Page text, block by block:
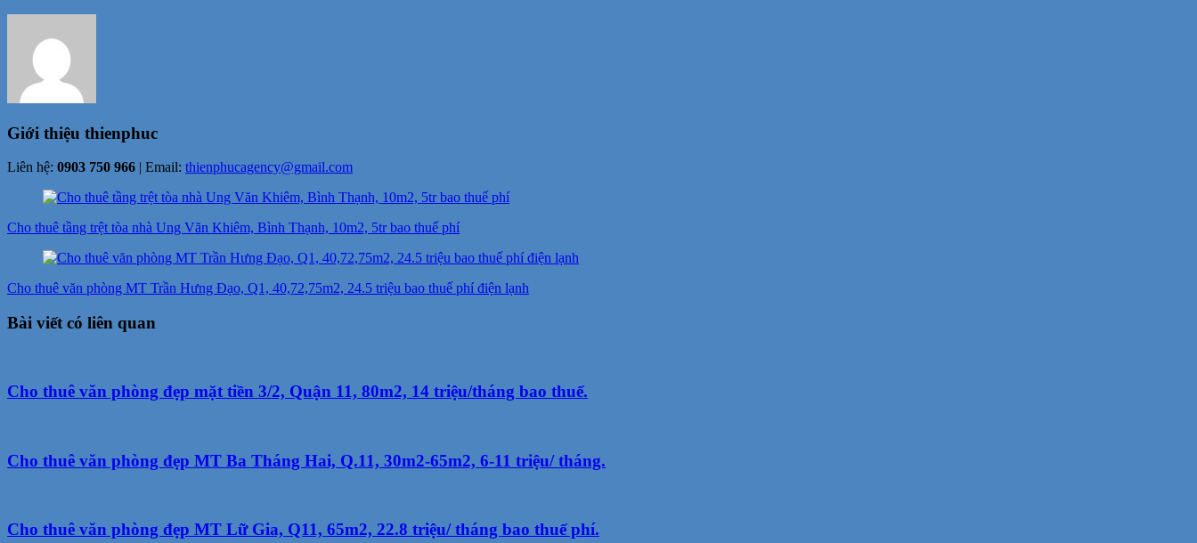
Giới thiệu thienphuc
Liên hệ: 0903 750 966 | Email: thienphucagency@gmail.com
Điều
hướng
Cho thuê tầng trệt tòa nhà Ung Văn Khiêm, Bình Thạnh, 10m2, 5tr bao thuế phí
Cho thuê văn phòng MT Trần Hưng Đạo, Q1, 40,72,75m2, 24.5 triệu bao thuế phí điện lạnh
Bài viết có liên quan
Cho thuê văn phòng đẹp mặt tiền 3/2, Quận 11, 80m2, 14 triệu/tháng bao thuế.
Cho thuê văn phòng đẹp MT Ba Tháng Hai, Q.11, 30m2-65m2, 6-11 triệu/ tháng.
Cho thuê văn phòng đẹp MT Lữ Gia, Q11, 65m2, 22.8 triệu/ tháng bao thuế phí.